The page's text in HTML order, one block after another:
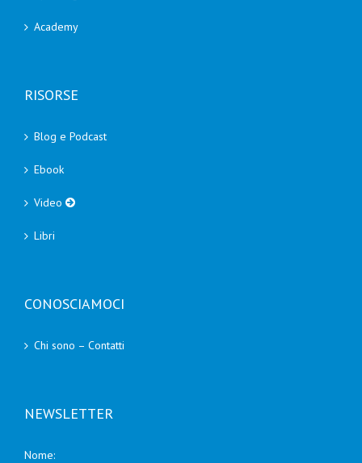
Academy
RISORSE
Blog e Podcast
Ebook
Video
Libri
CONOSCIAMOCI
Chi sono – Contatti
NEWSLETTER
Nome: